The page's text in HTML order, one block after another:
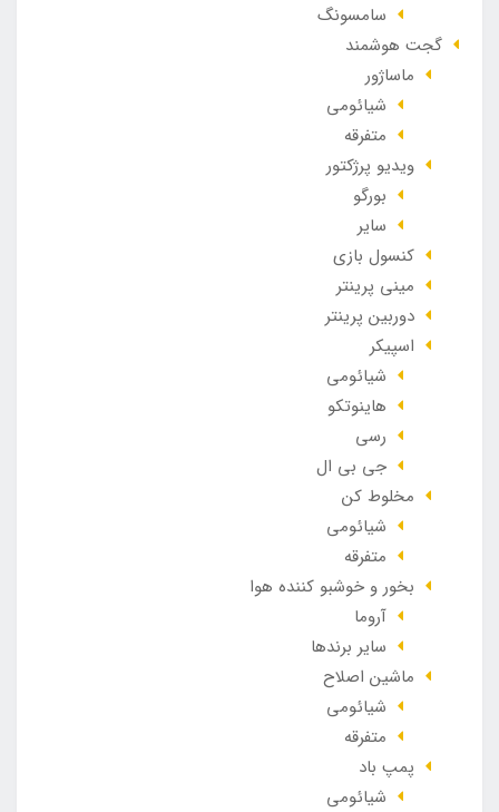
سامسونگ
گجت هوشمند
ماساژور
شیائومی
متفرقه
ویدیو پرژکتور
بورگو
سایر
کنسول بازی
مینی پرینتر
دوربین پرینتر
اسپیکر
شیائومی
هاینوتکو
رسی
جی بی ال
مخلوط کن
شیائومی
متفرقه
بخور و خوشبو کننده هوا
آروما
سایر برندها
ماشین اصلاح
شیائومی
متفرقه
پمپ باد
شیائومی